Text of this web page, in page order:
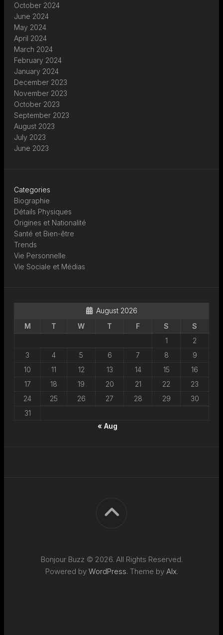
October 2024
June 2024
May 2024
April 2024
March 2024
February 2024
January 2024
December 2023
November 2023
October 2023
September 2023
August 2023
July 2023
June 2023
Categories
Biographie
Détails Physiques
Origines et Nationalité
Santé et Bien-être
Trends
Vie Personnelle
Vie Sociale et Médias
August 2026
M
T W T F S
S
1
2
3
4 5 6 7 8
9
10
11 12 13 14 15
16
17
18 19 20 21 22
23
24
25 26 27 28 29
30
31
« Aug
Bonjour Buzz © 2026. All Rights Reserved.
Powered by WordPress. Theme by Alx.